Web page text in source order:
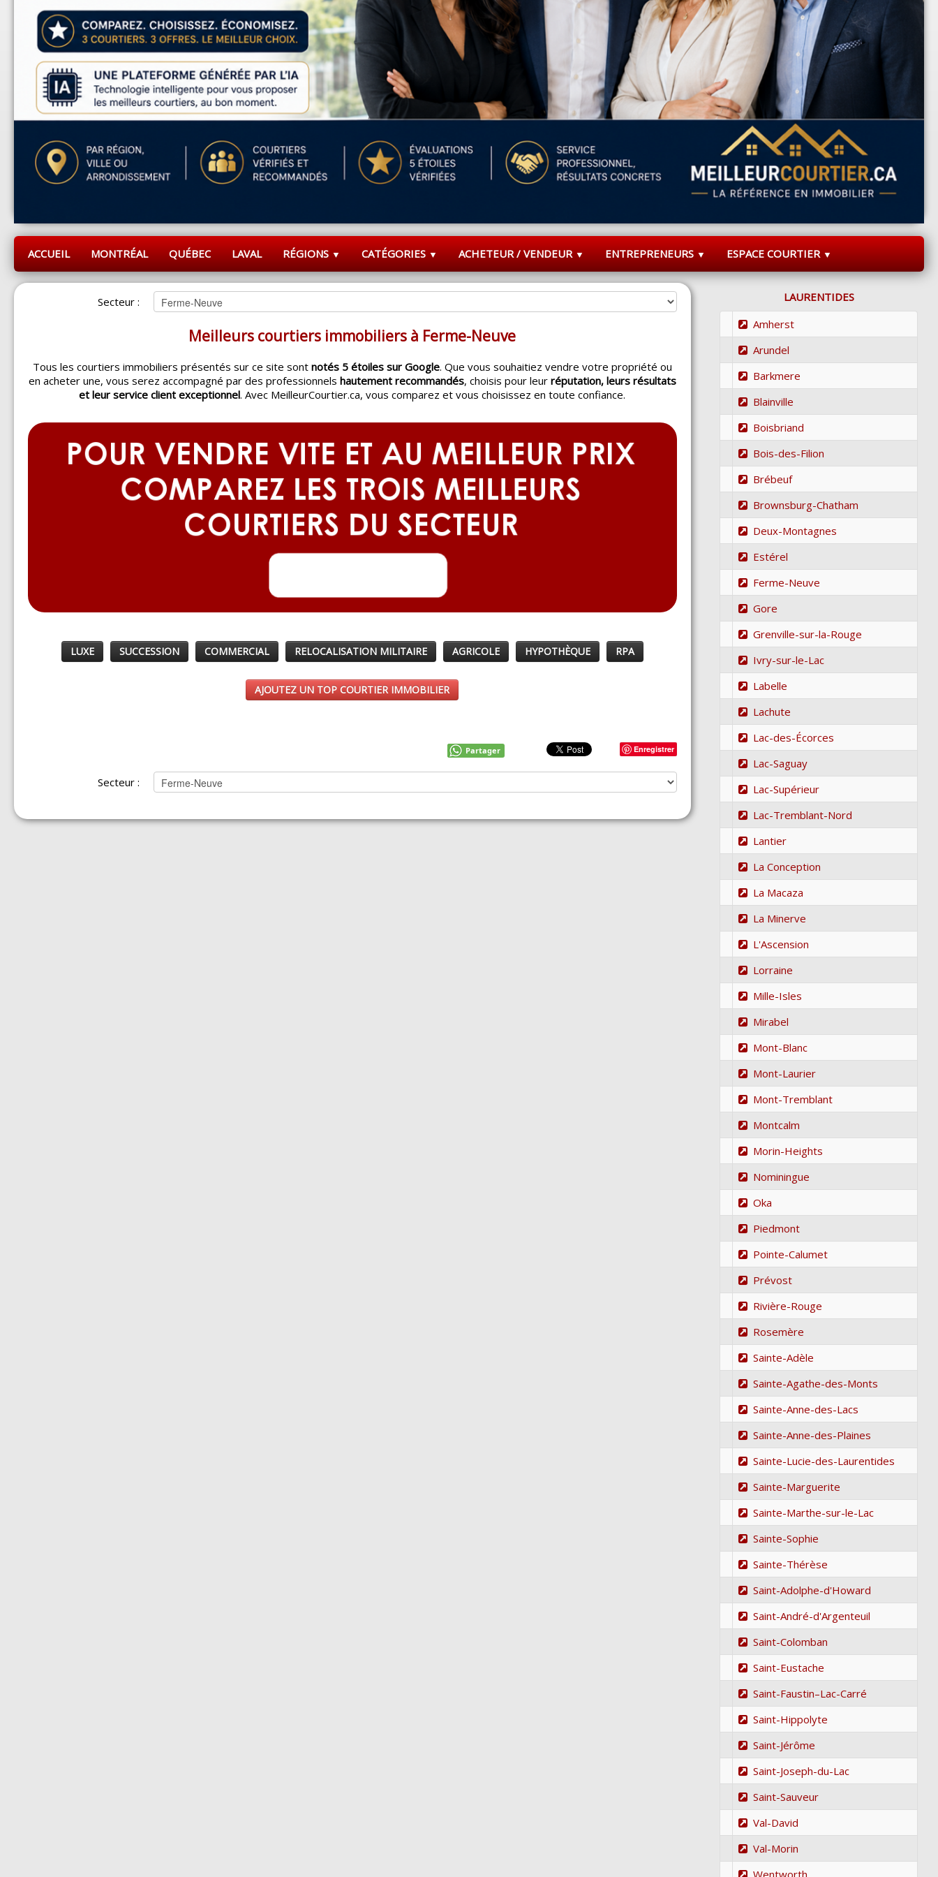
ACCUEIL MONTRÉAL QUÉBEC LAVAL RÉGIONS ▼ CATÉGORIES ▼ ACHETEUR / VENDEUR ▼ ENTREPRENEURS ▼ ESPACE COURTIER ▼
Secteur :
Meilleurs courtiers immobiliers à Ferme-Neuve
Tous les courtiers immobiliers présentés sur ce site sont notés 5 étoiles sur Google. Que vous souhaitiez vendre votre propriété ou
en acheter une, vous serez accompagné par des professionnels hautement recommandés, choisis pour leur réputation, leurs résultats
et leur service client exceptionnel. Avec MeilleurCourtier.ca, vous comparez et vous choisissez en toute confiance.
LUXE SUCCESSION COMMERCIAL RELOCALISATION MILITAIRE AGRICOLE HYPOTHÈQUE RPA
AJOUTEZ UN TOP COURTIER IMMOBILIER
Enregistrer
Partager
Secteur :
LAURENTIDES
Amherst
Arundel
Barkmere
Blainville
Boisbriand
Bois-des-Filion
Brébeuf
Brownsburg-Chatham
Deux-Montagnes
Estérel
Ferme-Neuve
Gore
Grenville-sur-la-Rouge
Ivry-sur-le-Lac
Labelle
Lachute
Lac-des-Écorces
Lac-Saguay
Lac-Supérieur
Lac-Tremblant-Nord
Lantier
La Conception
La Macaza
La Minerve
L'Ascension
Lorraine
Mille-Isles
Mirabel
Mont-Blanc
Mont-Laurier
Mont-Tremblant
Montcalm
Morin-Heights
Nominingue
Oka
Piedmont
Pointe-Calumet
Prévost
Rivière-Rouge
Rosemère
Sainte-Adèle
Sainte-Agathe-des-Monts
Sainte-Anne-des-Lacs
Sainte-Anne-des-Plaines
Sainte-Lucie-des-Laurentides
Sainte-Marguerite
Sainte-Marthe-sur-le-Lac
Sainte-Sophie
Sainte-Thérèse
Saint-Adolphe-d'Howard
Saint-André-d'Argenteuil
Saint-Colomban
Saint-Eustache
Saint-Faustin–Lac-Carré
Saint-Hippolyte
Saint-Jérôme
Saint-Joseph-du-Lac
Saint-Sauveur
Val-David
Val-Morin
Wentworth